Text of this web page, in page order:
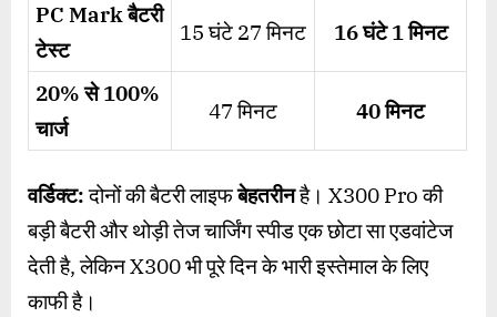
PC Markबैटरी
टेस्ट
15 घंटे 27 मिनट 16घंटे1मिनट
20%से100%
चार्ज
47 मिनट 40मिनट
वर्डिक्ट:दोनों की बैटरी लाइफबेहतरीनहै। X300 Pro की
बड़ी बैटरी और थोड़ी तेज चार्जिंग स्पीड एक छोटा सा एडवांटेज
देती है, लेकिन X300 भी पूरे दिन के भारी इस्तेमाल के लिए
काफी है।